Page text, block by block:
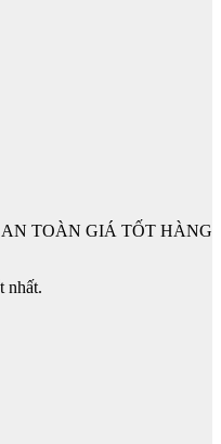
TOÀN GIÁ TỐT HÀNG
nhất.